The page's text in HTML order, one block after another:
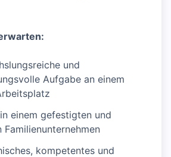
und
Aufgabe an einem
einem gefestigten und
Familienunternehmen
kompetentes und